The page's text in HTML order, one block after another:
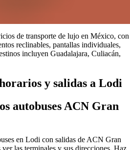
de transporte de lujo en México, con
reclinables, pantallas individuales,
incluyen Guadalajara, Culiacán,
y salidas a Lodi
autobuses ACN Gran
en Lodi con salidas de ACN Gran